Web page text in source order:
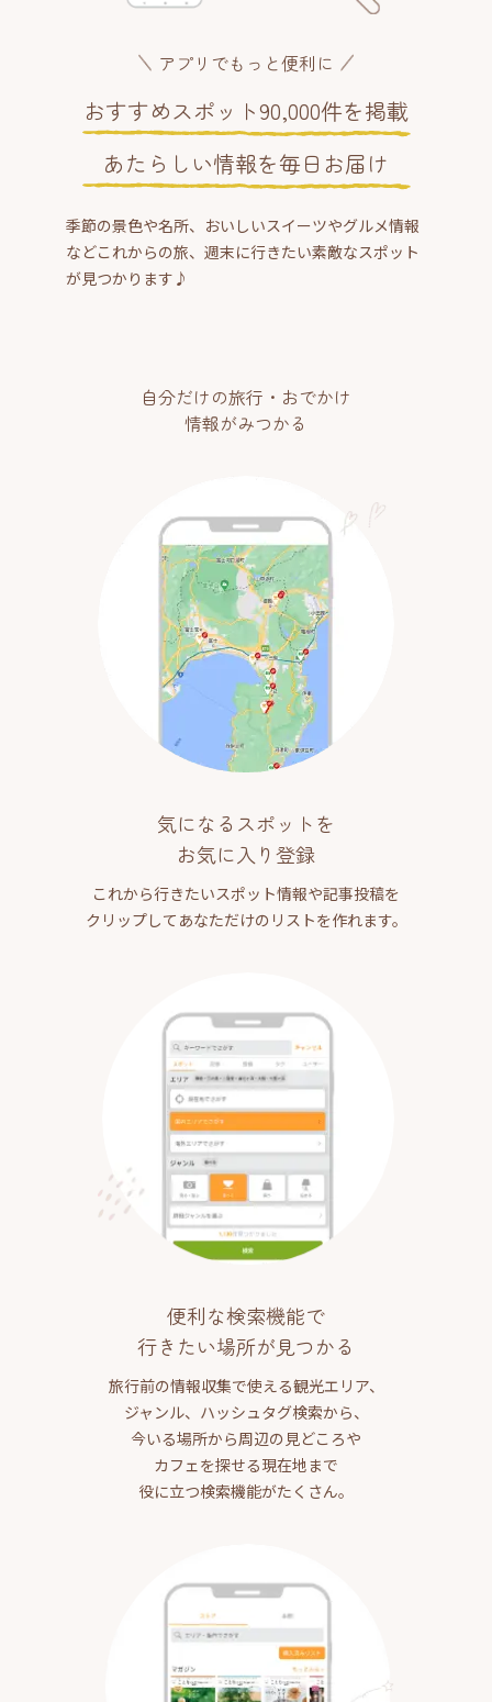
アプリでもっと便利に
おすすめスポット90,000件を掲載
あたらしい情報を毎日お届け
季節の景色や名所、おいしいスイーツやグルメ情報
などこれからの旅、週末に行きたい素敵なスポット
が見つかります♪
自分だけの旅行・おでかけ
情報がみつかる
気になるスポットを
お気に入り登録
これから行きたいスポット情報や記事投稿を
クリップしてあなただけのリストを作れます。
便利な検索機能で
行きたい場所が見つかる
旅行前の情報収集で使える観光エリア、
ジャンル、ハッシュタグ検索から、
今いる場所から周辺の見どころや
カフェを探せる現在地まで
役に立つ検索機能がたくさん。